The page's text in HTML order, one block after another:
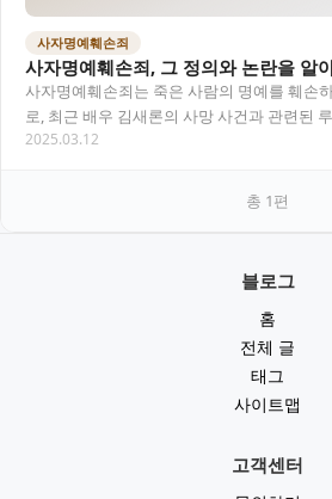
사자명예훼손죄
사자명예훼손죄, 그 정의와 논란을 알
사자명예훼손죄는 죽은 사람의 명예를 훼손
로, 최근 배우 김새론의 사망 사건과 관련된
니다. 이 글에서는 사자명예훼손죄의 정의, 구…
2025.03.12
총 1편
블로그
홈
전체 글
태그
사이트맵
고객센터